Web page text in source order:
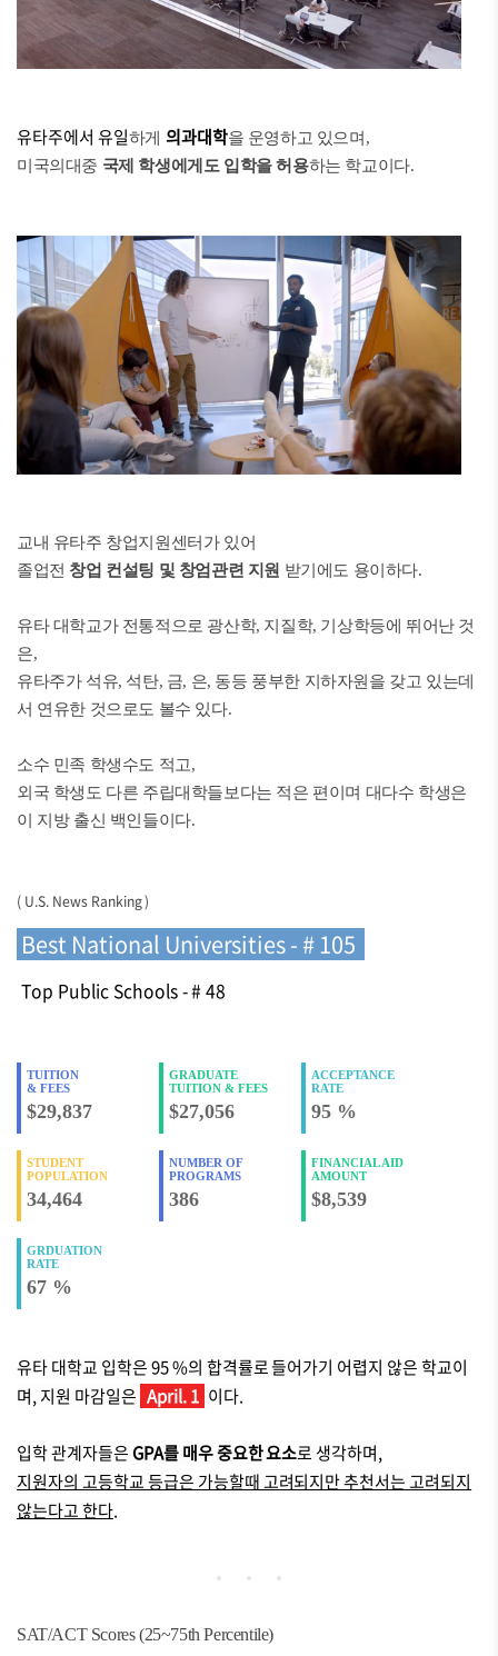
유타주에서 유일하게 의과대학을 운영하고 있으며,
미국의대중 국제 학생에게도 입학을 허용하는 학교이다.
교내 유타주 창업지원센터가 있어
졸업전 창업 컨설팅 및 창엄관련 지원 받기에도 용이하다.
유타 대학교가 전통적으로 광산학, 지질학, 기상학등에 뛰어난 것
은,
유타주가 석유, 석탄, 금, 은, 동등 풍부한 지하자원을 갖고 있는데
서 연유한 것으로도 볼수 있다.
소수 민족 학생수도 적고,
외국 학생도 다른 주립대학들보다는 적은 편이며 대다수 학생은
이 지방 출신 백인들이다.
( U.S. News Ranking )
Best National Universities - # 105
Top Public Schools - # 48
TUITION
& FEES
$29,837
GRADUATE
TUITION & FEES
$27,056
ACCEPTANCE
RATE
95 %
STUDENT
POPULATION
34,464
NUMBER OF
PROGRAMS
386
FINANCIAL AID
AMOUNT
$8,539
GRDUATION
RATE
67 %
유타 대학교 입학은 95 %의 합격률로 들어가기 어렵지 않은 학교이
며, 지원 마감일은 April. 1 이다.
입학 관계자들은GPA를 매우 중요한 요소로 생각하며,
지원자의 고등학교 등급은 가능할때 고려되지만 추천서는 고려되지
않는다고 한다.
SAT/ACT Scores (25~75th Percentile)